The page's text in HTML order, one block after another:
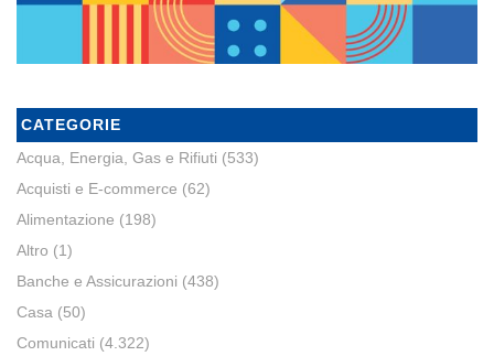
CATEGORIE
Acqua, Energia, Gas e Rifiuti (533)
Acquisti e E-commerce (62)
Alimentazione (198)
Altro (1)
Banche e Assicurazioni (438)
Casa (50)
Comunicati (4.322)